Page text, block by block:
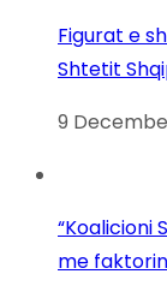
Figurat e
Shtetit
9
“Koalicioni
me